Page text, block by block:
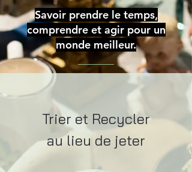
Savoir prendre le temps,
comprendre et agir pour un
monde meilleur.
Trier et Recycler
au lieu de jeter